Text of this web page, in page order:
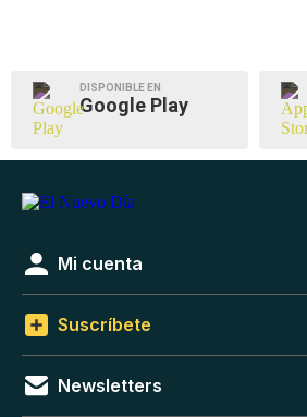
DISPONIBLE EN
Google Play
Mi cuenta
Suscríbete
Newsletters